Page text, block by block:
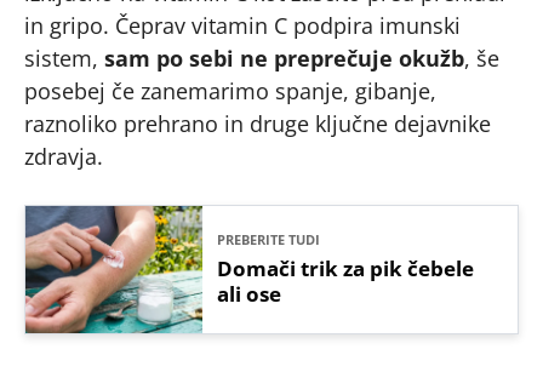
in gripo. Čeprav vitamin C podpira imunski
sistem, sam po sebi ne preprečuje okužb, še
posebej če zanemarimo spanje, gibanje,
raznoliko prehrano in druge ključne dejavnike
zdravja.
PREBERITE TUDI
Domači trik za pik čebele
ali ose